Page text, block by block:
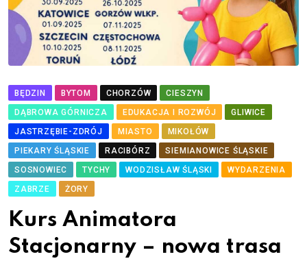
BĘDZIN BYTOM CHORZÓW
CIESZYN
DĄBROWA GÓRNICZA
EDUKACJA I ROZWÓJ
GLIWICE
JASTRZĘBIE-ZDRÓJ
MIASTO
MIKOŁÓW
PIEKARY ŚLĄSKIE
RACIBÓRZ
SIEMIANOWICE ŚLĄSKIE
SOSNOWIEC
TYCHY WODZISŁAW ŚLĄSKI
WYDARZENIA
ZABRZE
ŻORY
Kurs Animatora
Stacjonarny – nowa trasa